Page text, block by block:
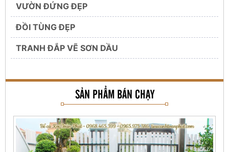
VƯỜN ĐỨNG ĐẸP
ĐỒI TÙNG ĐẸP
TRANH ĐẮP VẼ SƠN DẦU
SẢN PHẨM BÁN CHẠY